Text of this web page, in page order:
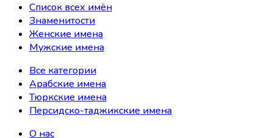
Список всех имён
Знаменитости
Женские имена
Мужские имена
Все категории
Арабские имена
Тюркские имена
Персидско-таджикские имена
О нас